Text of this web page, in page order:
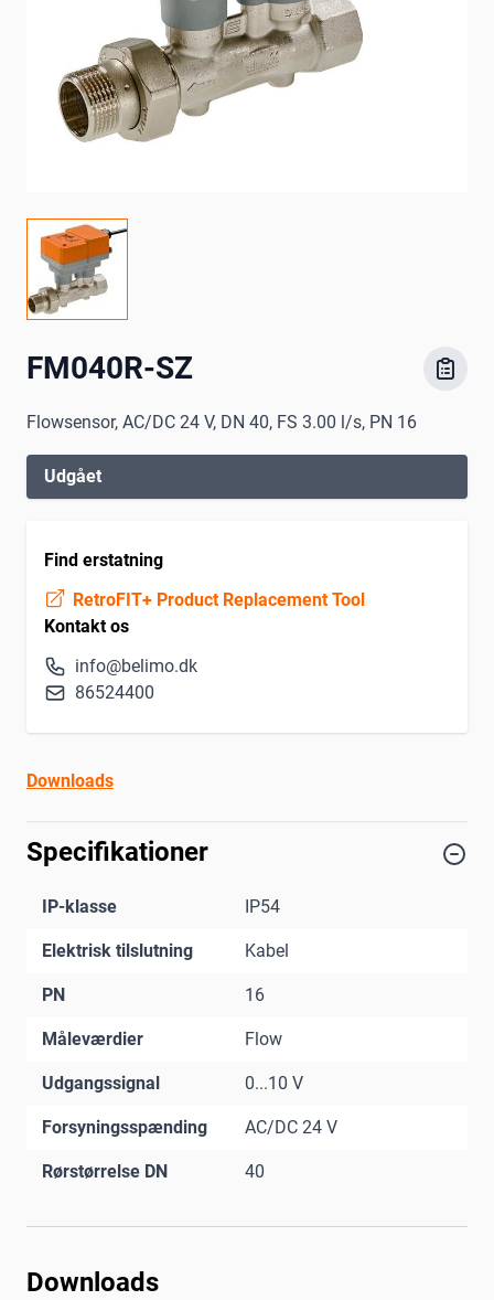
FM040R-SZ
Flowsensor, AC/DC 24 V, DN 40, FS 3.00 l/s, PN 16
Udgået
Find erstatning
RetroFIT+ Product Replacement Tool
Kontakt os
info@belimo.dk
86524400
Downloads
Specifikationer
IP-klasse IP54
Elektrisk tilslutning Kabel
PN 16
Måleværdier Flow
Udgangssignal 0...10 V
Forsyningsspænding AC/DC 24 V
Rørstørrelse DN 40
Downloads